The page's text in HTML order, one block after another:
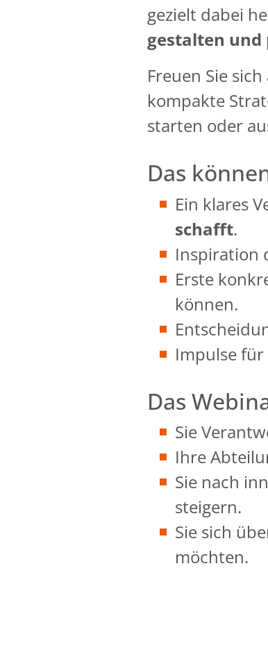
gezielt dabei
gestalten und
Freuen Sie
kompakte
starten oder
Das
Ein klares
schafft.
Inspiration
Erste
können.
Impulse für
Das
Sie
Ihre
Sie nach
steigern.
Sie sich
möchten.